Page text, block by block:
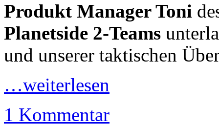
Produkt Manager Toni
Planetside 2-Teams
und unserer taktischen
…weiterlesen
1 Kommentar